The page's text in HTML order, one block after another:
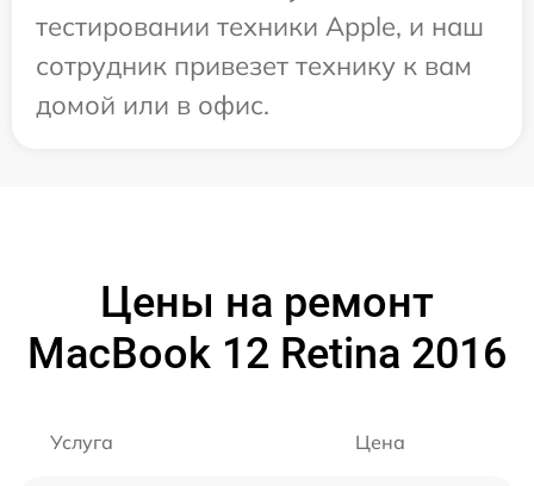
тестировании техники Apple, и наш
сотрудник привезет технику к вам
домой или в офис.
Цены на ремонт
MacBook 12 Retina 2016
Услуга Цена